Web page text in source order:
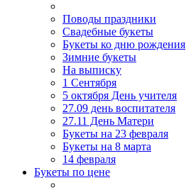
Поводы праздники
Свадебные букеты
Букеты ко дню рождения
Зимние букеты
На выписку
1 Сентября
5 октября День учителя
27.09 день воспитателя
27.11 День Матери
Букеты на 23 февраля
Букеты на 8 марта
14 февраля
Букеты по цене